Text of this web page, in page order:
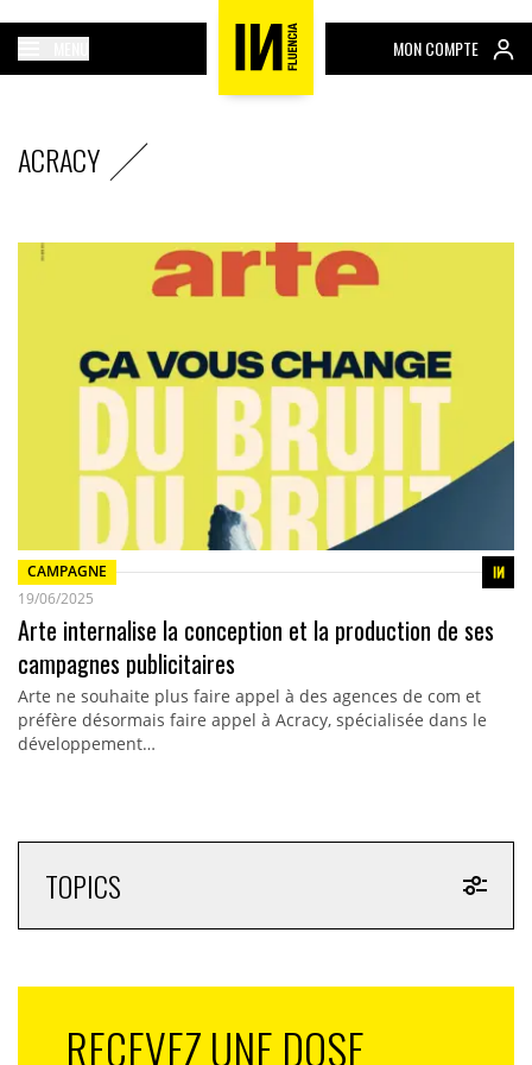
MON COMPTE
ACRACY
CAMPAGNE
19/06/2025
Arte internalise la conception et la production de ses
campagnes publicitaires
Arte ne souhaite plus faire appel à des agences de com et
préfère désormais faire appel à Acracy, spécialisée dans le
développement…
TOPICS
RECEVEZ UNE DOSE